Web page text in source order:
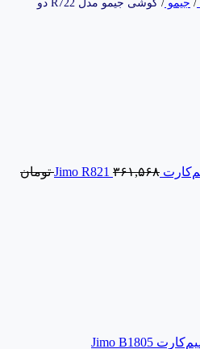
/ جیمو /
گوشی جیمو مدل R722 دو
۳۶۱,۵۶۸
تومان